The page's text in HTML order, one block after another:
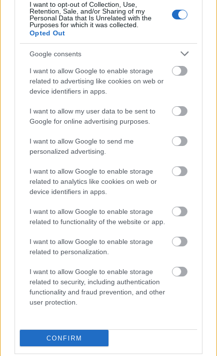
I want to opt-out of Collection, Use,
Retention, Sale, and/or Sharing of my
Personal Data that Is Unrelated with the
Purposes for which it was collected.
Opted Out
Google consents
I want to allow Google to enable storage
related to advertising like cookies on web or
device identifiers in apps.
I want to allow my user data to be sent to
Google for online advertising purposes.
I want to allow Google to send me
personalized advertising.
I want to allow Google to enable storage
related to analytics like cookies on web or
device identifiers in apps.
I want to allow Google to enable storage
related to functionality of the website or app.
I want to allow Google to enable storage
related to personalization.
I want to allow Google to enable storage
related to security, including authentication
functionality and fraud prevention, and other
user protection.
CONFIRM
Miért éppen ezek a dalok kerültek rá a playlistre?
Kicsit azt a logikát követtük, mint a KEXEK lemeznél –
ott mindannyian választottunk egy dalt, így az öt
szám az öt zenekari tag elképzelése alapján került
átdolgozásra. Ebben a playlistbe tehát mind
beletettünk 5-5 kedvencet, amit szívesen és sokszor
hallgatunk.
Van-e köztük kakukktojás? Miért?
kakukktojás, mert Ernő nehezen bírt magával, szóval
ő öt dal helyett hatot választott.
Mik a The Qualitons tervei 2020-ra?
Szeretnénk sok jó helyen játszani sok jó embernek. És
bízunk benne, hogy összeáll egy új anyag az év
folyamán, amit év végén rögzíteni is tudunk.
Mit tartotok az elmúlt időszakban megjelent
hazai lemezek közül a legizgalmasabbnak?
Hazai lemezek közül a nemrég megjelent két
JazzBois albumot említenénk.
Ha a zenekarról most filmet forgatnánk, mi
lenne a főcímzene?
A Khruangbinnal mindannyian ki tudnánk egyezni.